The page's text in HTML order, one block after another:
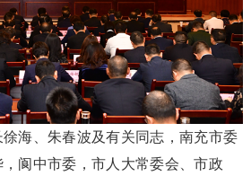
海、朱春波及有关同志，南充市委
阆中市委，市人大常委会、市政